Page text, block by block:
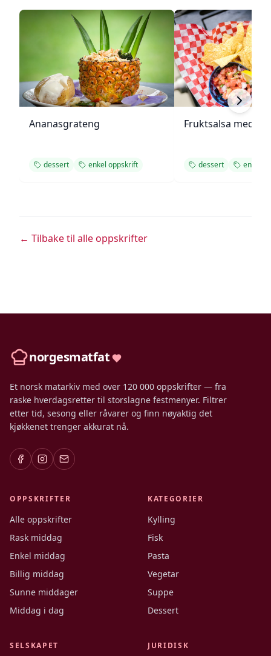
Ananasgrateng
dessert enkel oppskrift
Fruktsalsa med
dessert enkel
← Tilbake til alle oppskrifter
norgesmatfat
Et norsk matarkiv med over 120 000 oppskrifter — fra
raske hverdagsretter til storslagne festmenyer. Filtrer
etter tid, sesong eller råvarer og finn nøyaktig det
kjøkkenet trenger akkurat nå.
OPPSKRIFTER
Alle oppskrifter
Rask middag
Enkel middag
Billig middag
Sunne middager
Middag i dag
KATEGORIER
Kylling
Fisk
Pasta
Vegetar
Suppe
Dessert
SELSKAPET JURIDISK